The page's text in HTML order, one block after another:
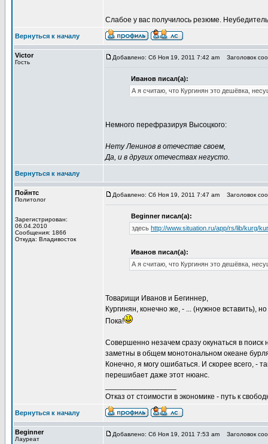
Слабое у вас получилось резюме.
Вернуться к началу
Victor
Гость
Добавлено: Сб Ноя 19, 2011 7:42 am Заголовок
Иванов писал(а):
А я считаю, что Кургинян это дешёвка,
Немного перефразируя Высоцкого:
Нету Ленинов в отечестве своем,
Да, и в других отечествах негусто.
Вернуться к началу
Пойнтс
Политолог
Зарегистрирован:
06.04.2010
Сообщения: 1866
Откуда: Владивосток
Добавлено: Сб Ноя 19, 2011 7:47 am Заголовок
Beginner писал(а):
здесь http://www.situation.ru/app/rs/lib/kurg/
Иванов писал(а):
А я считаю, что Кургинян это дешёвка,
Товарищи Иванов и Бегиннер,
Кургинян, конечно же, - ... (нужное вставить),
Пока!
Совершенно незачем сразу окунаться в
заметны в общем монотональном океане
Конечно, я могу ошибаться. И скорее всего, -
перешибает даже этот нюанс.
Отказ от стоимости в экономике - путь к
Вернуться к началу
Beginner
Лауреат
Добавлено: Сб Ноя 19, 2011 7:53 am Заголовок